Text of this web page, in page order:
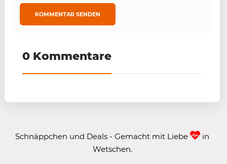
0 Kommentare
Schnäppchen und Deals - Gemacht mit Liebe
in
Wetschen.